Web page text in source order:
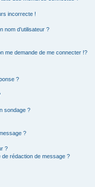
incorrecte !
nom d’utilisateur ?
me demande de me connecter !?
?
sondage ?
?
?
de rédaction de message ?